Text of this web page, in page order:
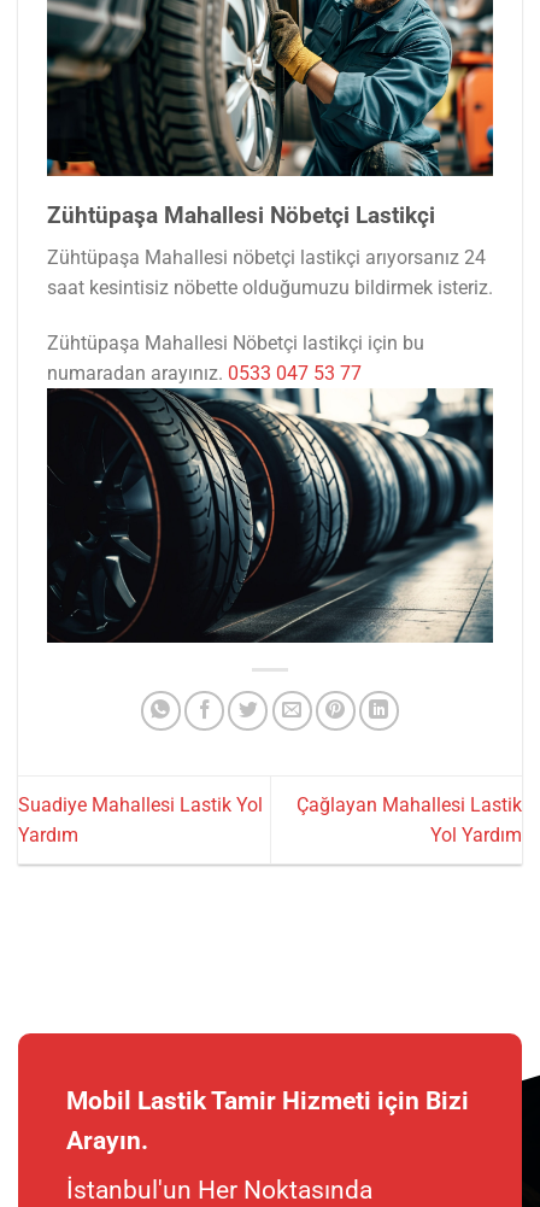
Zühtüpaşa Mahallesi Nöbetçi Lastikçi
Zühtüpaşa Mahallesi nöbetçi lastikçi arıyorsanız 24
saat kesintisiz nöbette olduğumuzu bildirmek isteriz.
Zühtüpaşa Mahallesi Nöbetçi lastikçi için bu
numaradan arayınız. 0533 047 53 77
Suadiye Mahallesi Lastik Yol
Yardım
Çağlayan Mahallesi Lastik
Yol Yardım
Mobil Lastik Tamir Hizmeti için Bizi
Arayın.
İstanbul'un Her Noktasında